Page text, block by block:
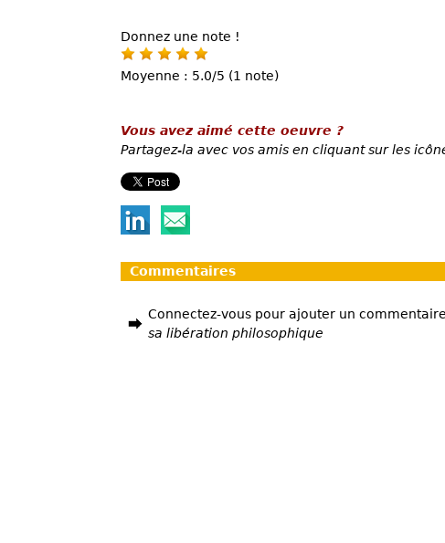
Donnez une note !
Moyenne : 5.0/5 (1 note)
Vous avez aimé cette oeuvre ?
Partagez-la avec vos amis en cliquant sur les
Commentaires
Connectez-vous pour ajouter un
sa libération philosophique